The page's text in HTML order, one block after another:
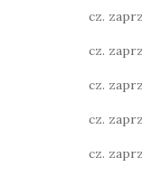
cz.
cz.
cz.
cz.
cz.